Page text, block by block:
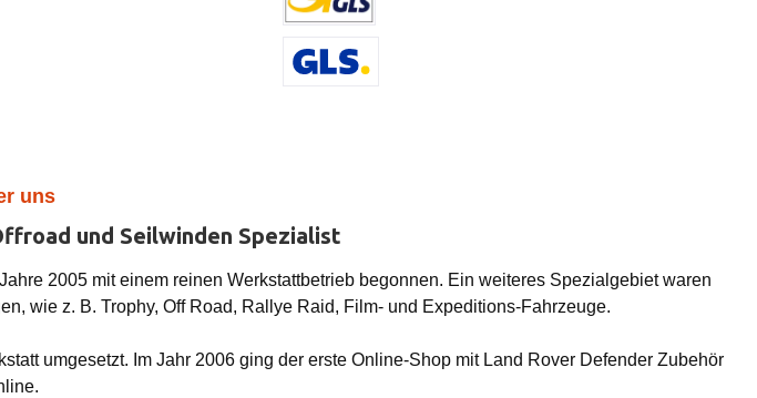
uns
und Seilwinden Spezialist
2005 mit einem reinen Werkstattbetrieb begonnen. Ein weiteres Spezialgebiet waren
wie z. B. Trophy, Off Road, Rallye Raid, Film- und Expeditions-Fahrzeuge.
umgesetzt. Im Jahr 2006 ging der erste Online-Shop mit Land Rover Defender Zubehör